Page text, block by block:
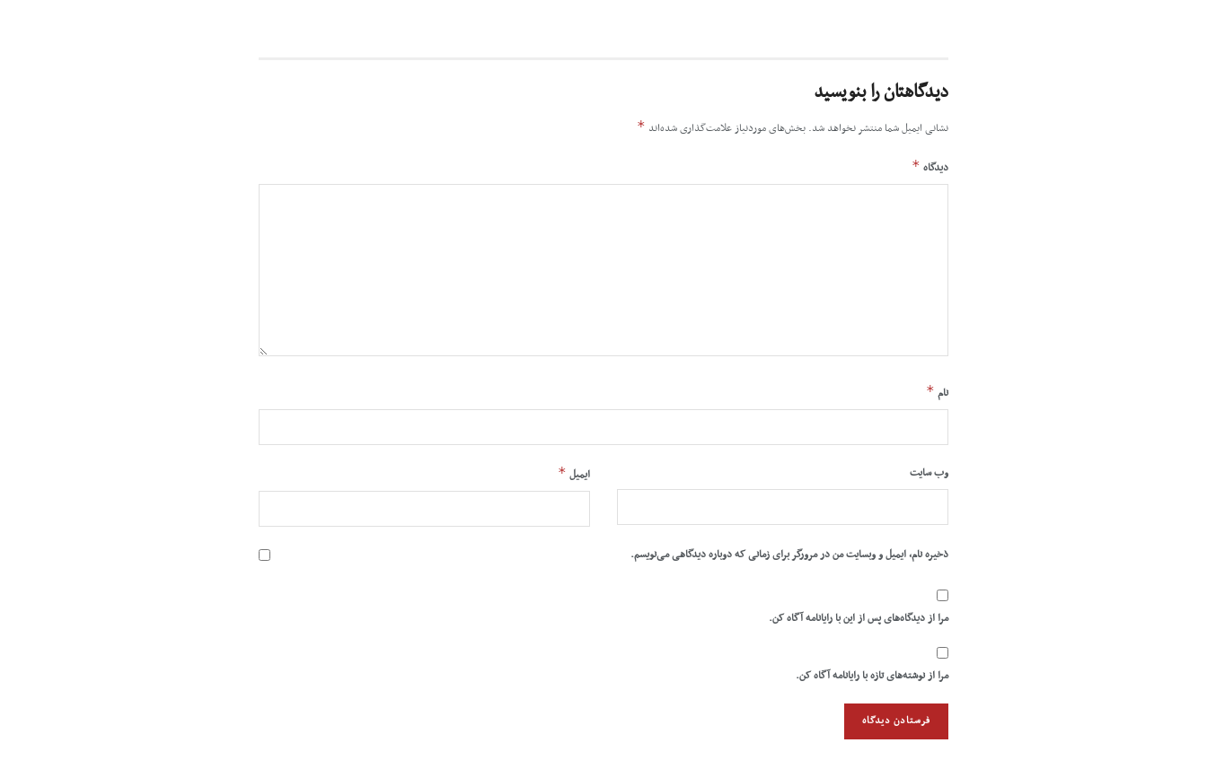
دیدگاهتان را بنویسید
نشانی ایمیل شما منتشر نخواهد شد. بخش‌های موردنیاز علامت‌گذاری شده‌اند *
دیدگاه *
نام *
ایمیل * وب‌ سایت
ذخیره نام، ایمیل و وبسایت من در مرورگر برای زمانی که دوباره دیدگاهی می‌نویسم.
مرا از دیدگاه‌های پس از این با رایانامه آگاه کن.
مرا از نوشته‌های تازه با رایانامه آگاه کن.